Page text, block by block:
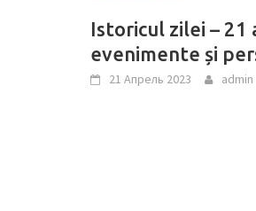
Istoricul zilei – 21
evenimente și
21 Апрель 2023 admin